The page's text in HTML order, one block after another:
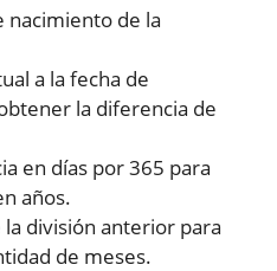
nacimiento de la
a la fecha de
la diferencia de
en días por 365 para
años.
división anterior para
de meses.